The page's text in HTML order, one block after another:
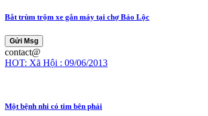
Bắt trùm trộm xe gắn máy tại chợ Bảo Lộc
Gửi Msg
contact@
HOT: Xã Hội : 09/06/2013
Một bệnh nhi có tim bên phải